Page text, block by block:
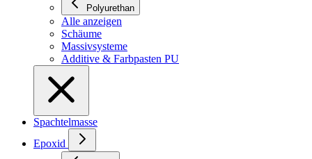
Polyurethan
Alle anzeigen
Schäume
Massivsysteme
Additive & Farbpasten PU
Spachtelmasse
Epoxid